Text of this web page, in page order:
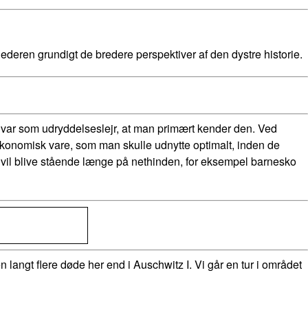
grundigt de bredere perspektiver af den dystre historie.
som udryddelseslejr, at man primært kender den. Ved
vare, som man skulle udnytte optimalt, inden de
blive stående længe på nethinden, for eksempel barnesko
flere døde her end i Auschwitz I. Vi går en tur i området